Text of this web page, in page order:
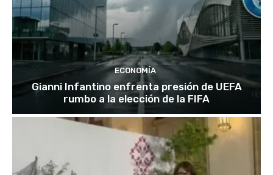
ECONOMÍA
Gianni Infantino enfrenta presión de UEFA
rumbo a la elección de la FIFA